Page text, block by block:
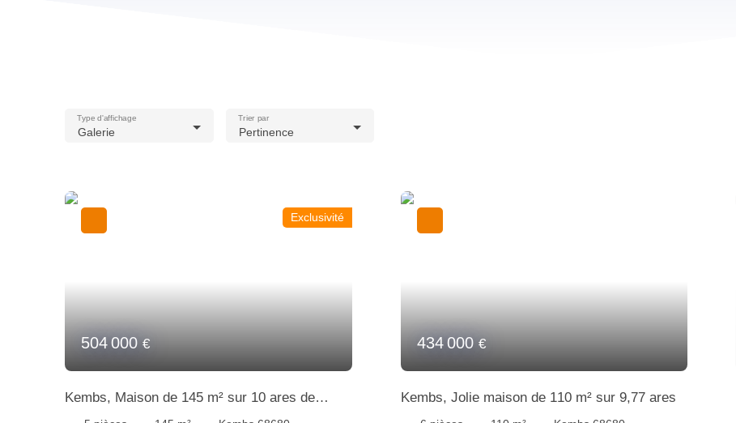
Galerie
Type d'affichage
Pertinence
Trier par
504 000€
Exclusivité
Kembs, Maison de 145 m² sur 10 ares de
terrain
434 000€
Kembs, Jolie maison de 110 m² sur 9,77 ares